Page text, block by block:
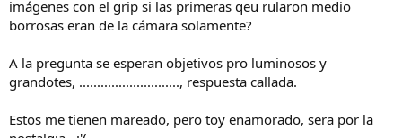
imágenes con el grip si las primeras qeu rularon medio
borrosas eran de la cámara solamente?
A la pregunta se esperan objetivos pro luminosos y
grandotes, ............................, respuesta callada.
Estos me tienen mareado, pero toy enamorado, sera por la